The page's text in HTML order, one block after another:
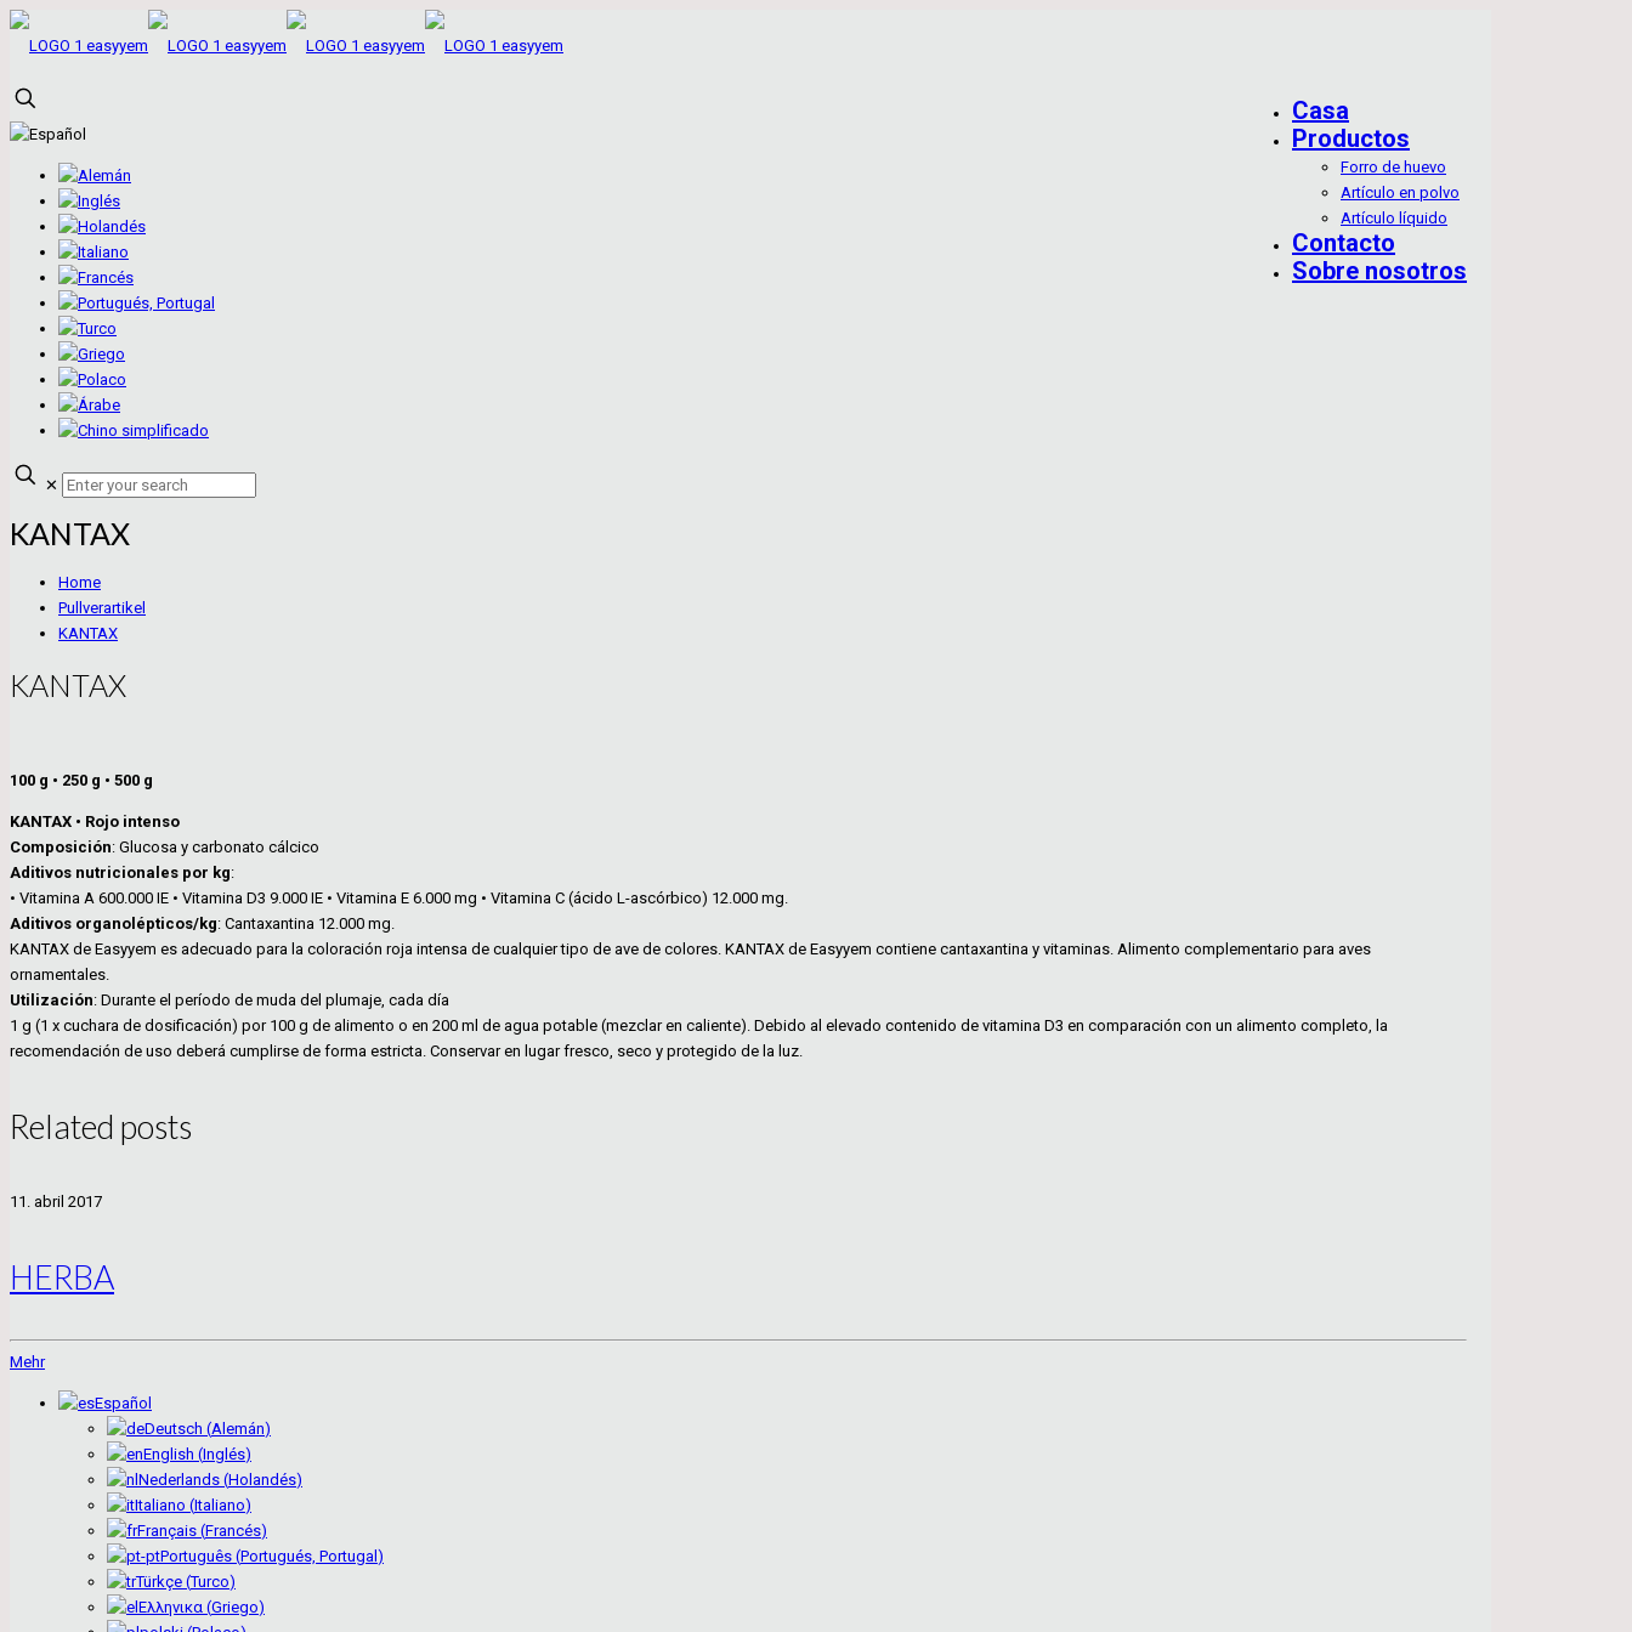
Casa
Productos
Forro de huevo
Artículo en polvo
Artículo líquido
Contacto
Sobre nosotros
✕
KANTAX
Home
Pullverartikel
KANTAX
KANTAX
100 g • 250 g • 500 g
KANTAX • Rojo intenso
Composición: Glucosa y carbonato cálcico
Aditivos nutricionales por kg:
• Vitamina A 600.000 IE • Vitamina D3 9.000 IE • Vitamina E 6.000 mg • Vitamina C (ácido L-ascórbico) 12.000 mg.
Aditivos organolépticos/kg: Cantaxantina 12.000 mg.
KANTAX de Easyyem es adecuado para la coloración roja intensa de cualquier tipo de ave de colores. KANTAX de Easyyem contiene cantaxantina y vitaminas. Alimento complementario para aves
ornamentales.
Utilización: Durante el período de muda del plumaje, cada día
1 g (1 x cuchara de dosificación) por 100 g de alimento o en 200 ml de agua potable (mezclar en caliente). Debido al elevado contenido de vitamina D3 en comparación con un alimento completo, la
recomendación de uso deberá cumplirse de forma estricta. Conservar en lugar fresco, seco y protegido de la luz.
Related posts
11. abril 2017
HERBA
Mehr
Español
Deutsch (Alemán)
English (Inglés)
Nederlands (Holandés)
Italiano (Italiano)
Français (Francés)
Português (Portugués, Portugal )
Türkçe (Turco)
Ελληνικα (Griego)